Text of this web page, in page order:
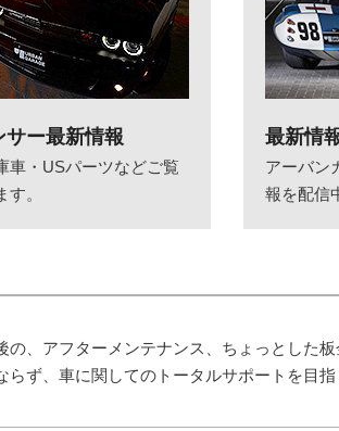
サー最新情報
車・USパーツなどご覧
す。
最新情
アーバン
報を配信
の、アフターメンテナンス、ちょっとした
らず、車に関してのトータルサポートを目